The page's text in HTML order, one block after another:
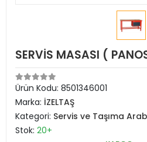
SERVİS MASASI (
Ürün Kodu: 8501346001
Marka: İZELTAŞ
Kategori: Servis ve Taşıma
Stok: 20+